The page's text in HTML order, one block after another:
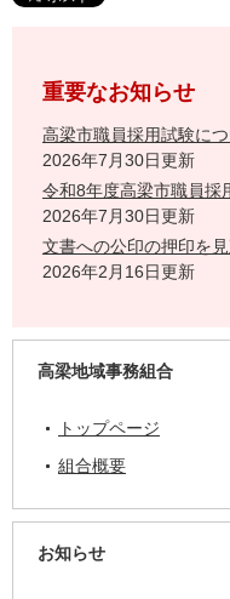
重要なお知らせ
高梁市職員採用試験に
2026年7月30日更新
令和8年度高梁市職員採
2026年7月30日更新
文書への公印の押印を
2026年2月16日更新
高梁地域事務組合
トップページ
組合概要
お知らせ